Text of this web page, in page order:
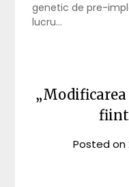
genetic de pre-
lucru…
„Modificarea
Posted on